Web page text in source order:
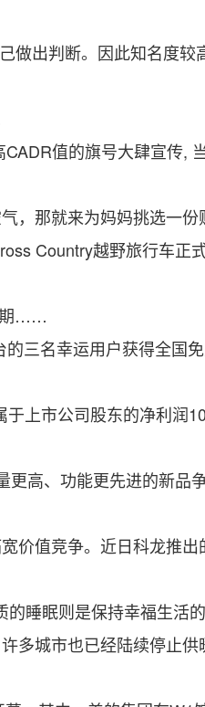
出判断。因此知名度较
值的旗号大肆宣传,
，那就来为妈妈挑选一
Country越野旅行车正
期……
三名幸运用户获得全国
市公司股东的净利润
高、功能更先进的新品
值竞争。近日科龙推出
的睡眠则是保持幸福生
城市也已经陆续停止供